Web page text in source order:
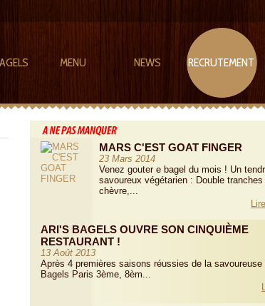
MENU NEWS RECRUTEMENT
MARS C'EST GOAT FINGER
23 Mars 2014
Venez gouter e bagel du mois ! Un
savoureux végétarien : Double tranches
chèvre,...
ARI'S BAGELS OUVRE SON CINQUIÈME
RESTAURANT !
13 Août 2013
Après 4 premières saisons réussies de la savoureuse
Bagels Paris 3ème, 8èm...